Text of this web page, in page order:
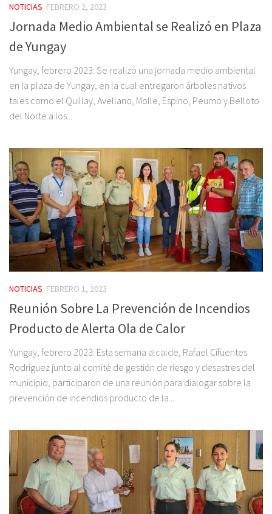
NOTICIAS FEBRERO 2, 2023
Jornada Medio Ambiental se Realizó en Plaza
de Yungay
Yungay, febrero 2023: Se realizó una jornada medio ambiental
en la plaza de Yungay, en la cual entregaron árboles nativos
tales como el Quillay, Avellano, Molle, Espino, Peumo y Belloto
del Norte a los...
NOTICIAS FEBRERO 1, 2023
Reunión Sobre La Prevención de Incendios
Producto de Alerta Ola de Calor
Yungay, febrero 2023: Esta semana alcalde, Rafael Cifuentes
Rodríguez junto al comité de gestión de riesgo y desastres del
municipio, participaron de una reunión para dialogar sobre la
prevención de incendios producto de la...